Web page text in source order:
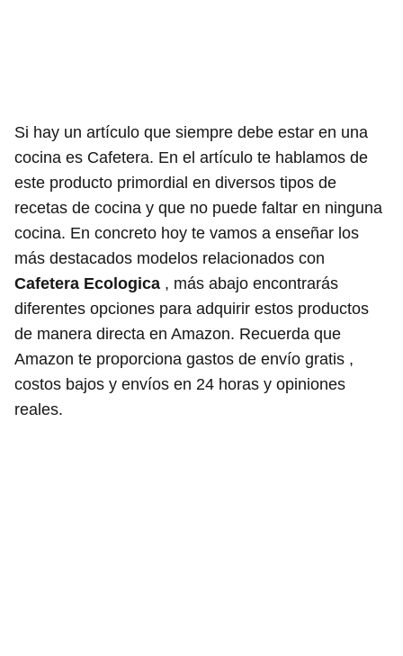
Si hay un artículo que siempre debe estar en una
cocina es Cafetera. En el artículo te hablamos de
este producto primordial en diversos tipos de
recetas de cocina y que no puede faltar en ninguna
cocina. En concreto hoy te vamos a enseñar los
más destacados modelos relacionados con
Cafetera Ecologica , más abajo encontrarás
diferentes opciones para adquirir estos productos
de manera directa en Amazon. Recuerda que
Amazon te proporciona gastos de envío gratis ,
costos bajos y envíos en 24 horas y opiniones
reales.